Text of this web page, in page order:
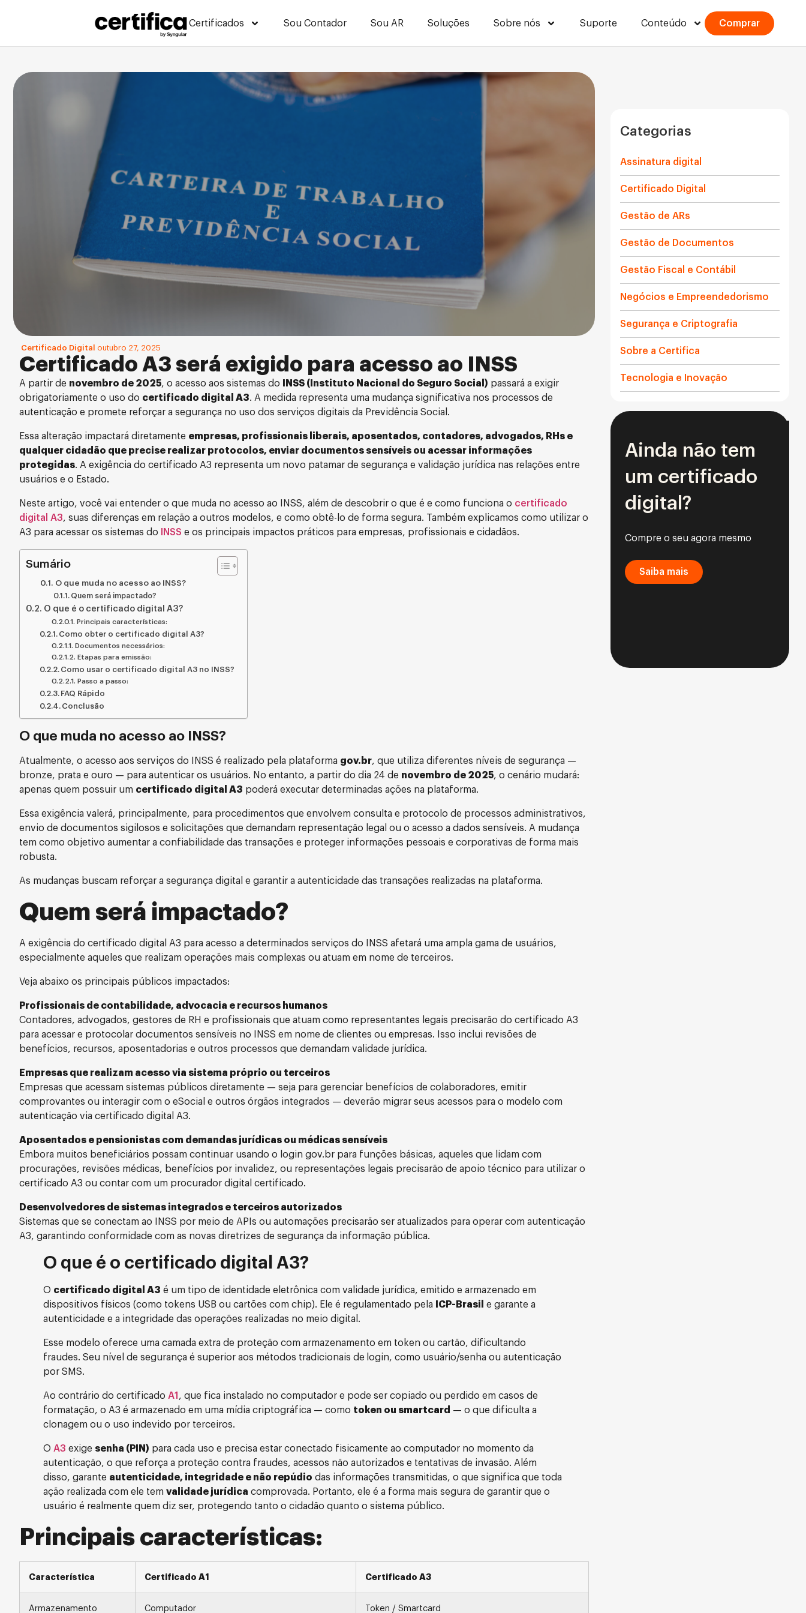
Certificados Sou Contador Sou AR Soluções Sobre nós Suporte Conteúdo Comprar
Certificado Digital outubro 27, 2025
Certificado A3 será exigido para acesso ao INSS
A partir de novembro de 2025, o acesso aos sistemas do INSS (Instituto Nacional do Seguro Social) passará a exigir
obrigatoriamente o uso do certificado digital A3. A medida representa uma mudança significativa nos processos de
autenticação e promete reforçar a segurança no uso dos serviços digitais da Previdência Social.
Essa alteração impactará diretamente empresas, profissionais liberais, aposentados, contadores, advogados, RHs e
qualquer cidadão que precise realizar protocolos, enviar documentos sensíveis ou acessar informações
protegidas. A exigência do certificado A3 representa um novo patamar de segurança e validação jurídica nas relações entre
usuários e o Estado.
Neste artigo, você vai entender o que muda no acesso ao INSS, além de descobrir o que é e como funciona o certificado
digital A3, suas diferenças em relação a outros modelos, e como obtê-lo de forma segura. Também explicamos como utilizar o
A3 para acessar os sistemas do
INSS e os principais impactos práticos para empresas, profissionais e cidadãos.
Sumário
O que muda no acesso ao INSS?
Quem será impactado?
O que é o certificado digital A3?
Principais características:
Como obter o certificado digital A3?
Documentos necessários:
Etapas para emissão:
Como usar o certificado digital A3 no INSS?
Passo a passo:
FAQ Rápido
Conclusão
O que muda no acesso ao INSS?
Atualmente, o acesso aos serviços do INSS é realizado pela plataforma gov.br, que utiliza diferentes níveis de segurança —
bronze, prata e ouro — para autenticar os usuários. No entanto, a partir do dia 24 de novembro de 2025, o cenário mudará:
apenas quem possuir um certificado digital A3 poderá executar determinadas ações na plataforma.
Essa exigência valerá, principalmente, para procedimentos que envolvem consulta e protocolo de processos administrativos,
envio de documentos sigilosos e solicitações que demandam representação legal ou o acesso a dados sensíveis. A mudança
tem como objetivo aumentar a confiabilidade das transações e proteger informações pessoais e corporativas de forma mais
robusta.
As mudanças buscam reforçar a segurança digital e garantir a autenticidade das transações realizadas na plataforma.
Quem será impactado?
A exigência do certificado digital A3 para acesso a determinados serviços do INSS afetará uma ampla gama de usuários,
especialmente aqueles que realizam operações mais complexas ou atuam em nome de terceiros.
Veja abaixo os principais públicos impactados:
Profissionais de contabilidade, advocacia e recursos humanos
Contadores, advogados, gestores de RH e profissionais que atuam como representantes legais precisarão do certificado A3
para acessar e protocolar documentos sensíveis no INSS em nome de clientes ou empresas. Isso inclui revisões de
benefícios, recursos, aposentadorias e outros processos que demandam validade jurídica.
Empresas que realizam acesso via sistema próprio ou terceiros
Empresas que acessam sistemas públicos diretamente — seja para gerenciar benefícios de colaboradores, emitir
comprovantes ou interagir com o eSocial e outros órgãos integrados — deverão migrar seus acessos para o modelo com
autenticação via certificado digital A3.
Aposentados e pensionistas com demandas jurídicas ou médicas sensíveis
Embora muitos beneficiários possam continuar usando o login gov.br para funções básicas, aqueles que lidam com
procurações, revisões médicas, benefícios por invalidez, ou representações legais precisarão de apoio técnico para utilizar o
certificado A3 ou contar com um procurador digital certificado.
Desenvolvedores de sistemas integrados e terceiros autorizados
Sistemas que se conectam ao INSS por meio de APIs ou automações precisarão ser atualizados para operar com autenticação
A3, garantindo conformidade com as novas diretrizes de segurança da informação pública.
O que é o certificado digital A3?
O certificado digital A3 é um tipo de identidade eletrônica com validade jurídica, emitido e armazenado em
dispositivos físicos (como tokens USB ou cartões com chip). Ele é regulamentado pela
ICP-Brasil
e garante a
autenticidade e a integridade das operações realizadas no meio digital.
Esse modelo oferece uma camada extra de proteção com armazenamento em token ou cartão, dificultando
fraudes. Seu nível de segurança é superior aos métodos tradicionais de login, como usuário/senha ou autenticação
por SMS.
Ao contrário do certificado A1 , que fica instalado no computador e pode ser copiado ou perdido em casos de
formatação, o A3 é armazenado em uma mídia criptográfica — como token ou smartcard — o que dificulta a
clonagem ou o uso indevido por terceiros.
O A3 exige senha (PIN) para cada uso e precisa estar conectado fisicamente ao computador no momento da
autenticação, o que reforça a proteção contra fraudes, acessos não autorizados e tentativas de invasão. Além
disso, garante autenticidade, integridade e não repúdio das informações transmitidas, o que significa que toda
ação realizada com ele tem validade jurídica comprovada. Portanto, ele é a forma mais segura de garantir que o
usuário é realmente quem diz ser, protegendo tanto o cidadão quanto o sistema público.
Principais características:
Característica Certificado A1 Certificado A3
Armazenamento Computador Token / Smartcard
Categorias
Assinatura digital
Certificado Digital
Gestão de ARs
Gestão de Documentos
Gestão Fiscal e Contábil
Negócios e Empreendedorismo
Segurança e Criptografia
Sobre a Certifica
Tecnologia e Inovação
Ainda não tem
um certificado
digital?
Compre o seu agora mesmo
Saiba mais